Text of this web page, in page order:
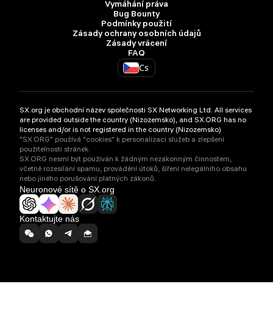
Vymáhání práva
Bug Bounty
Podmínky použití
Zásady ochrany osobních údajů
Zásady vrácení
FAQ
Cs
SX.org je obchodní název společnosti SX Networking Ltd. All services
are provided outside the country (Nizozemsko), and SX.ORG has no
licenses and/or is not registered in the country (Nizozemsko)
"SX.ORG" používá "cookies" k personalizaci služeb a zlepšení
použitelnosti stránek.
SX.ORG nesmí být používán k žádným nezákonným činnostem,
včetně rozesílání spamu, provádění útoků, šíření nelegálního obsahu
nebo jiného porušování platných zákonů.
Neuronové sítě o SX.org
Kontaktujte nás